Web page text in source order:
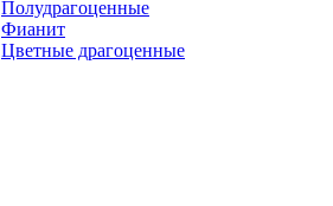
Полудрагоценные
Фианит
Цветные драгоценные